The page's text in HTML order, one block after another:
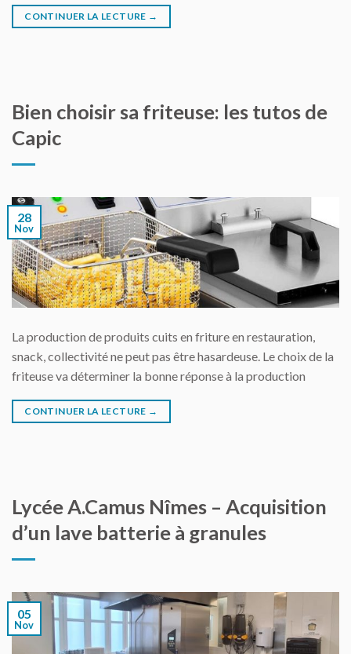
CONTINUER LA LECTURE →
Bien choisir sa friteuse: les tutos de
Capic
28
Nov
La production de produits cuits en friture en restauration,
snack, collectivité ne peut pas être hasardeuse. Le choix de la
friteuse va déterminer la bonne réponse à la production
CONTINUER LA LECTURE →
Lycée A.Camus Nîmes – Acquisition
d’un lave batterie à granules
05
Nov